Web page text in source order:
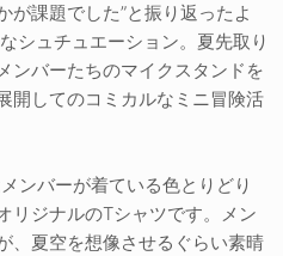
が課題でした”と振り返ったよ
シュチュエーション。夏先取り
ンバーたちのマイクスタンドを
開してのコミカルなミニ冒険活
ンバーが着ている色とりどり
リジナルのTシャツです。メン
、夏空を想像させるぐらい素晴